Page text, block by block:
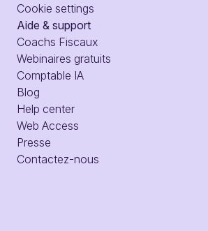
Cookie settings
Aide & support
Coachs Fiscaux
Webinaires gratuits
Comptable IA
Blog
Help center
Web Access
Presse
Contactez-nous